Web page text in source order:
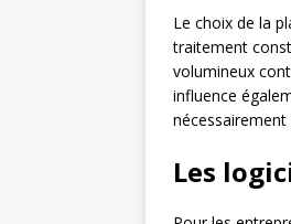
Le choix de la
traitement
volumineux
influence
Les